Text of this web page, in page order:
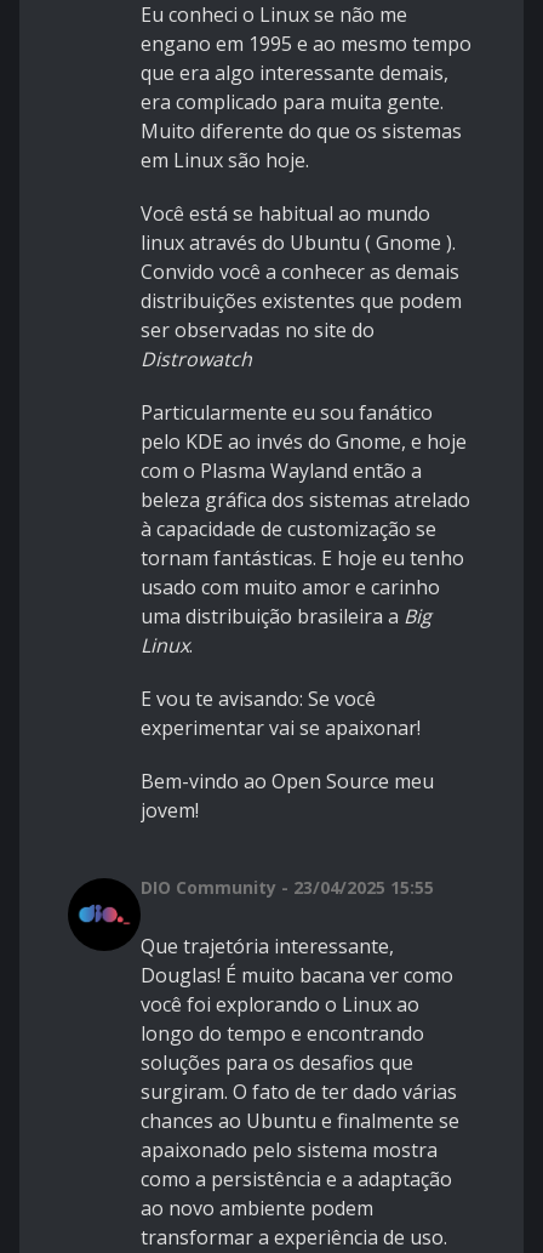
Eu conheci o Linux se não me
engano em 1995 e ao mesmo tempo
que era algo interessante demais,
era complicado para muita gente.
Muito diferente do que os sistemas
em Linux são hoje.
Você está se habitual ao mundo
linux através do Ubuntu ( Gnome ).
Convido você a conhecer as demais
distribuições existentes que podem
ser observadas no site do
Distrowatch
Particularmente eu sou fanático
pelo KDE ao invés do Gnome, e hoje
com o Plasma Wayland então a
beleza gráfica dos sistemas atrelado
à capacidade de customização se
tornam fantásticas. E hoje eu tenho
usado com muito amor e carinho
uma distribuição brasileira a Big
Linux.
E vou te avisando: Se você
experimentar vai se apaixonar!
Bem-vindo ao Open Source meu
jovem!
DIO Community - 23/04/2025 15:55
Que trajetória interessante,
Douglas! É muito bacana ver como
você foi explorando o Linux ao
longo do tempo e encontrando
soluções para os desafios que
surgiram. O fato de ter dado várias
chances ao Ubuntu e finalmente se
apaixonado pelo sistema mostra
como a persistência e a adaptação
ao novo ambiente podem
transformar a experiência de uso.